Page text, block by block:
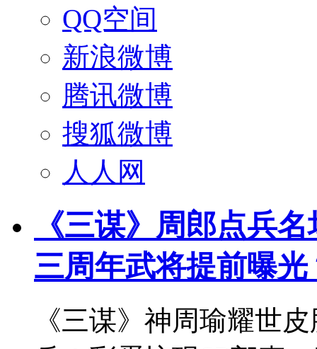
QQ空间
新浪微博
腾讯微博
搜狐微博
人人网
《三谋》周郎点兵
三周年武将提前曝光
《三谋》神周瑜耀世